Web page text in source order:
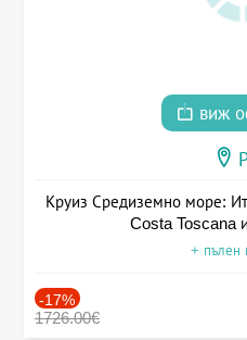
виж
Круиз Средиземно море:
Costa Toscana
+ пълен
-17%
1726.00€